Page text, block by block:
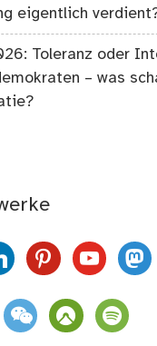
eigentlich
Toleranz oder
– was
pinterestyoutube
weixin komootspotify